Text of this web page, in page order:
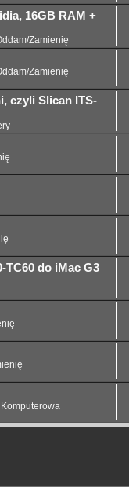
16GB RAM +
Zamienię
Zamienię
czyli Slican ITS-
TC60 do iMac G3